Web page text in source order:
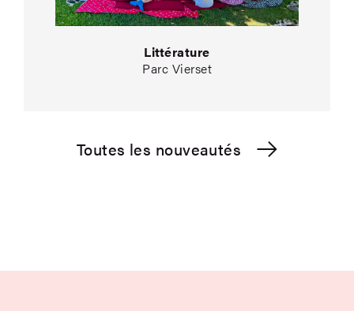
Littérature
Parc Vierset
Toutes les nouveautés